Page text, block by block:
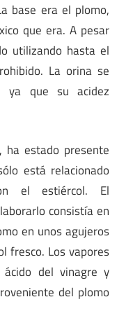
base era el plomo,
que era. A pesar
utilizando hasta el
La orina se
ya que su acidez
ha estado presente
está relacionado
el estiércol. El
consistía en
en unos agujeros
fresco. Los vapores
del vinagre y
del plomo